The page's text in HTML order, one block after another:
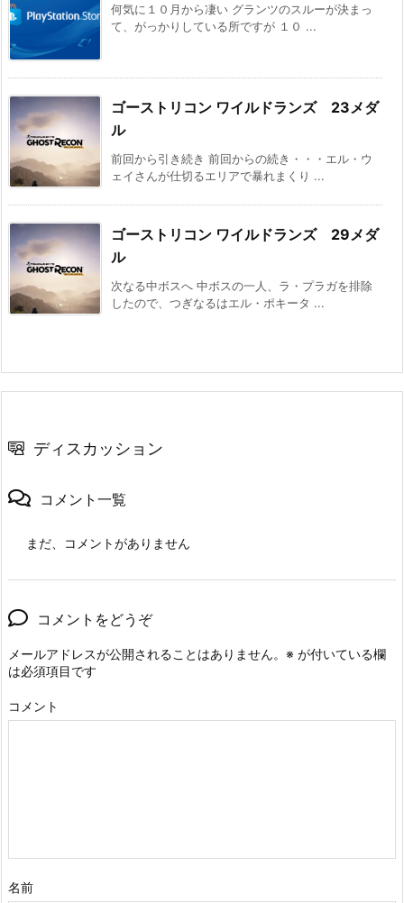
何気に１０月から凄い グランツのスルーが決まっ
て、がっかりしている所ですが １０ ...
ゴーストリコン ワイルドランズ 23メダ
ル
前回から引き続き 前回からの続き・・・エル・ウ
ェイさんが仕切るエリアで暴れまくり ...
ゴーストリコン ワイルドランズ 29メダ
ル
次なる中ボスへ 中ボスの一人、ラ・プラガを排除
したので、つぎなるはエル・ポキータ ...
ディスカッション
コメント一覧
まだ、コメントがありません
コメントをどうぞ
メールアドレスが公開されることはありません。 ※ が付いている欄
は必須項目です
コメント
名前